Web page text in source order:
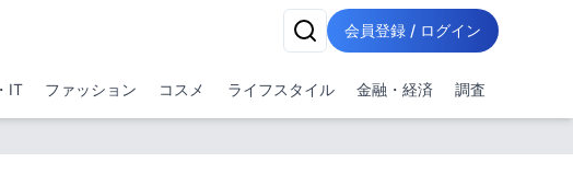
会員登録 / ログイン
IT ファッション コスメ ライフスタイル 金融・経済 調査